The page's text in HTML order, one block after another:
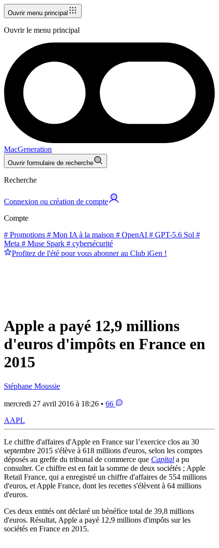
Ouvrir menu principal
Ouvrir le menu principal
MacGeneration
Ouvrir formulaire de recherche
Recherche
Connexion ou création de compte
Compte
# Promotions # Mon IA à la maison # OpenAI # GPT-5.6 Sol #
Meta # Muse Spark # cybersécurité
Profitez de l'été pour vous abonner au Club iGen !
Apple a payé 12,9 millions
d'euros d'impôts en France en
2015
Stéphane Moussie
mercredi 27 avril 2016 à 18:26 • 66
AAPL
Le chiffre d'affaires d'Apple en France sur l’exercice clos au 30
septembre 2015 s'élève à 618 millions d'euros, selon les comptes
déposés au greffe du tribunal de commerce que Capital a pu
consulter. Ce chiffre est en fait la somme de deux sociétés ; Apple
Retail France, qui a enregistré un chiffre d'affaires de 554 millions
d'euros, et Apple France, dont les recettes s'élèvent à 64 millions
d'euros.
Ces deux entités ont déclaré un bénéfice total de 39,8 millions
d'euros. Résultat, Apple a payé 12,9 millions d'impôts sur les
sociétés en France en 2015.